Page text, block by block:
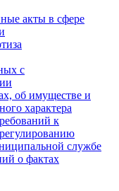
акты в сфере
с
об имуществе и
характера
к
службе
о фактах